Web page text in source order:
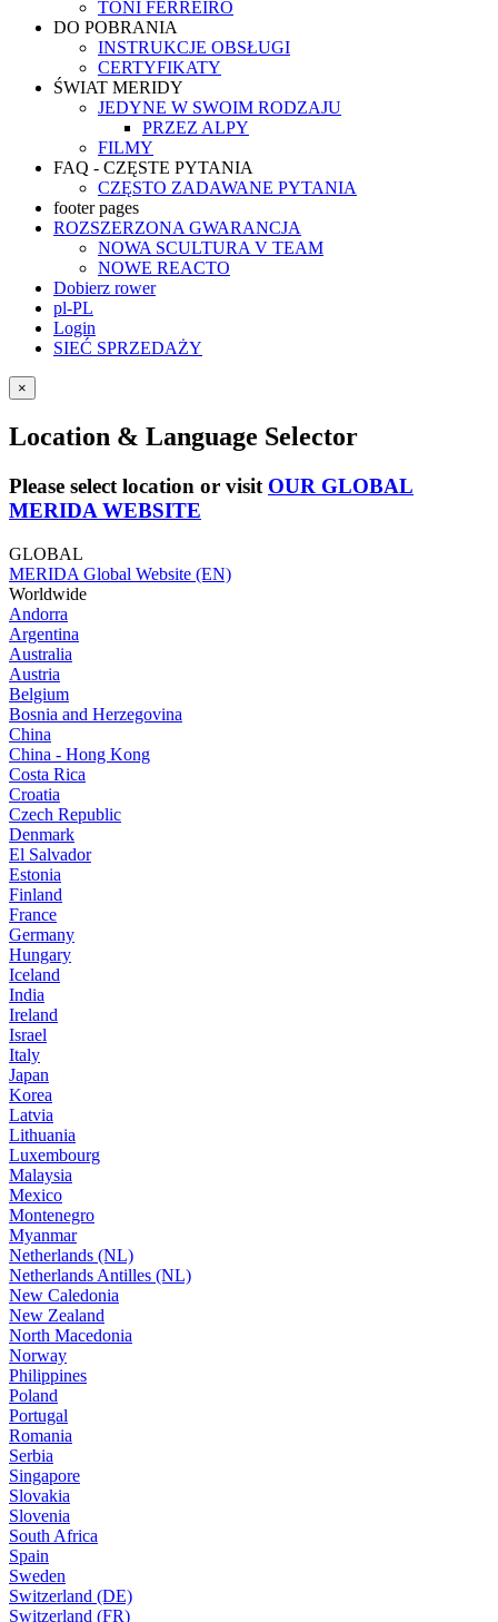
TONI FERREIRO
DO POBRANIA
INSTRUKCJE OBSŁUGI
CERTYFIKATY
ŚWIAT MERIDY
JEDYNE W SWOIM RODZAJU
PRZEZ ALPY
FILMY
FAQ - CZĘSTE PYTANIA
CZĘSTO ZADAWANE PYTANIA
footer pages
ROZSZERZONA GWARANCJA
NOWA SCULTURA V TEAM
NOWE REACTO
Dobierz rower
pl-PL
Login
SIEĆ SPRZEDAŻY
×
Location & Language Selector
Please select location or visit OUR GLOBAL
MERIDA WEBSITE
GLOBAL
MERIDA Global Website (EN)
Worldwide
Andorra
Argentina
Australia
Austria
Belgium
Bosnia and Herzegovina
China
China - Hong Kong
Costa Rica
Croatia
Czech Republic
Denmark
El Salvador
Estonia
Finland
France
Germany
Hungary
Iceland
India
Ireland
Israel
Italy
Japan
Korea
Latvia
Lithuania
Luxembourg
Malaysia
Mexico
Montenegro
Myanmar
Netherlands (NL)
Netherlands Antilles (NL)
New Caledonia
New Zealand
North Macedonia
Norway
Philippines
Poland
Portugal
Romania
Serbia
Singapore
Slovakia
Slovenia
South Africa
Spain
Sweden
Switzerland (DE)
Switzerland (FR)